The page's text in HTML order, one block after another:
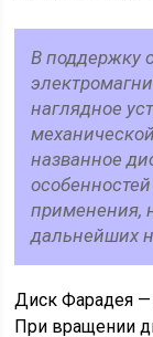
В поддержку
наглядное
названное
применения,
дальнейших
Диск Фарадея —
При вращении